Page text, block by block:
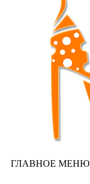
ГЛАВНОЕ МЕНЮ